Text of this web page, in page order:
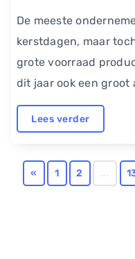
De meeste
kerstdagen, maar
grote voorraad
dit jaar ook een groot
Lees verder
« 1 2 ...